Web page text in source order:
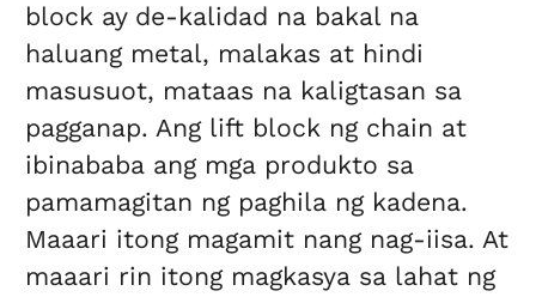
block ay de-kalidad na bakal na
haluang metal, malakas at hindi
masusuot, mataas na kaligtasan sa
pagganap. Ang lift block ng chain at
ibinababa ang mga produkto sa
pamamagitan ng paghila ng kadena.
Maaari itong magamit nang nag-iisa. At
maaari rin itong magkasya sa lahat ng